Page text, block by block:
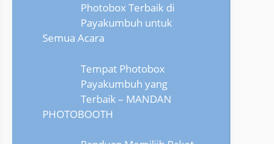
Photobox Terbaik di
Payakumbuh untuk
Semua Acara
Tempat Photobox
Payakumbuh yang
Terbaik – MANDAN
PHOTOBOOTH